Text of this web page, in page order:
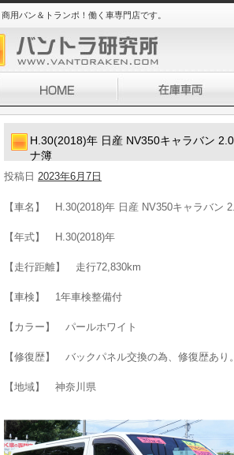
商用バン＆トランポ！働く車専門店です。
H.30(2018)年 日産 NV350キャラバン
ナ簿
投稿日 2023年6月7日
【車名】 H.30(2018)年 日産 NV350キャラバン
【年式】 H.30(2018)年
【走行距離】 走行72,830km
【車検】 1年車検整備付
【カラー】 パールホワイト
【修復歴】 バックパネル交換の為、修復歴あり
【地域】 神奈川県